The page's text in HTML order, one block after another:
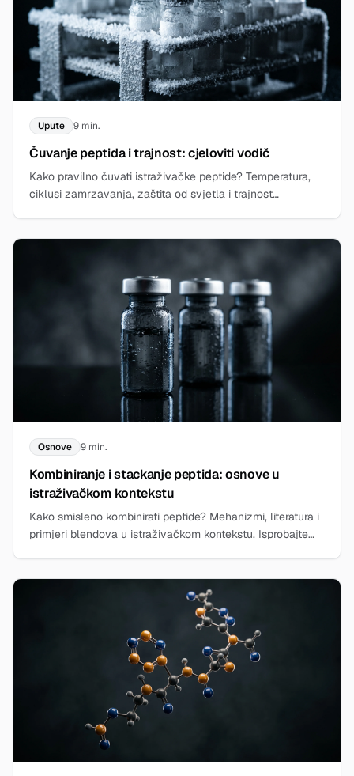
Upute 9 min.
Čuvanje peptida i trajnost: cjeloviti vodič
Kako pravilno čuvati istraživačke peptide? Temperatura,
ciklusi zamrzavanja, zaštita od svjetla i trajnost
Osnove 9 min.
Kombiniranje i stackanje peptida: osnove u
istraživačkom kontekstu
Kako smisleno kombinirati peptide? Mehanizmi, literatura i
primjeri blendova u istraživačkom kontekstu. Isprobajte